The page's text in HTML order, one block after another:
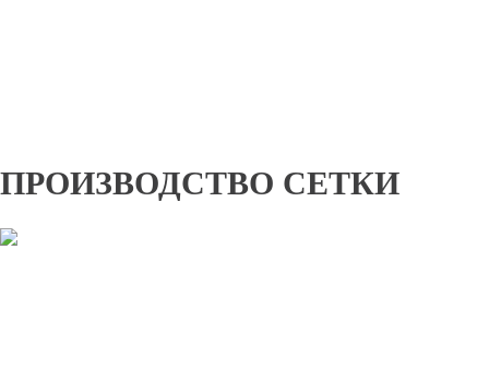
ПРОИЗВОДСТВО СЕТКИ